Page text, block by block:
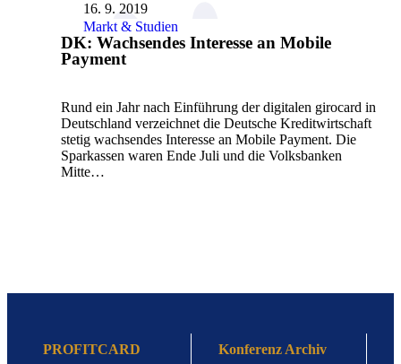
16. 9. 2019
Markt & Studien
DK: Wachsendes Interesse an Mobile
Payment
Rund ein Jahr nach Einführung der digitalen girocard in
Deutschland verzeichnet die Deutsche Kreditwirtschaft
stetig wachsendes Interesse an Mobile Payment. Die
Sparkassen waren Ende Juli und die Volksbanken
Mitte…
PROFITCARD
Konferenz Archiv